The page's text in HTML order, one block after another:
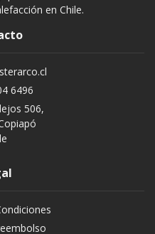
en Chile.
6496
506,